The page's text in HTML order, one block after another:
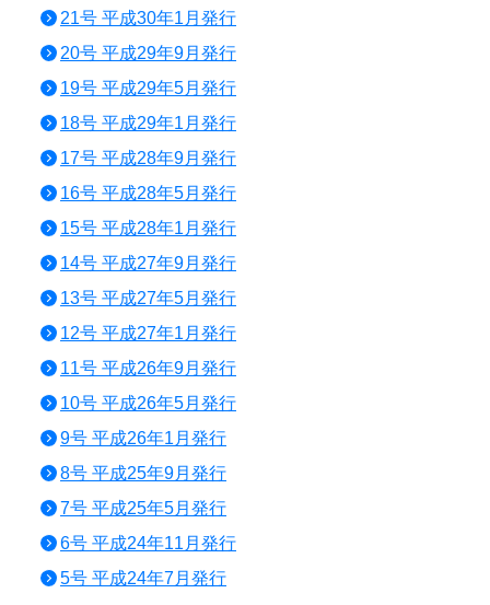
21号 平成30年1月発行
20号 平成29年9月発行
19号 平成29年5月発行
18号 平成29年1月発行
17号 平成28年9月発行
16号 平成28年5月発行
15号 平成28年1月発行
14号 平成27年9月発行
13号 平成27年5月発行
12号 平成27年1月発行
11号 平成26年9月発行
10号 平成26年5月発行
9号 平成26年1月発行
8号 平成25年9月発行
7号 平成25年5月発行
6号 平成24年11月発行
5号 平成24年7月発行